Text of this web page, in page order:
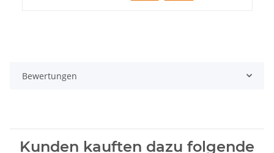
Bewertungen
Kunden kauften dazu folgende